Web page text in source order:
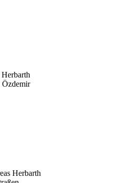
Özdemir
Herbarth